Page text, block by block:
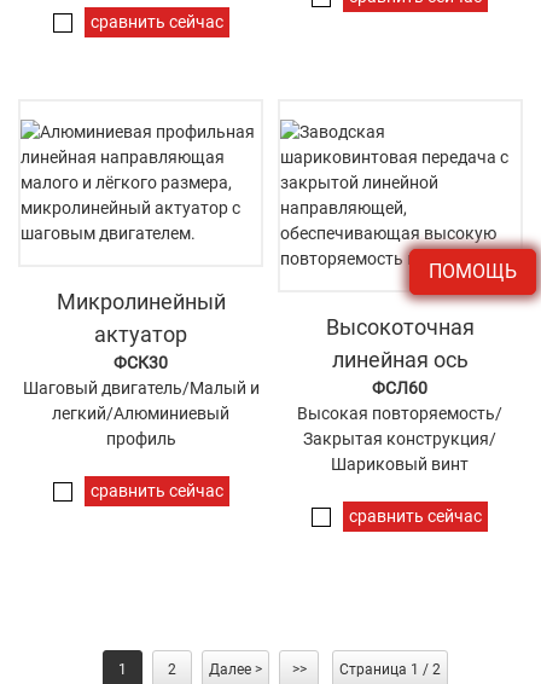
ПОМОЩЬ
сравнить сейчас
Микролинейный
актуатор
ФСК30
Шаговый двигатель/Малый и
легкий/Алюминиевый
профиль
сравнить сейчас
Высокоточная
линейная ось
ФСЛ60
Высокая повторяемость/
Закрытая конструкция/
Шариковый винт
сравнить сейчас
1 2 Далее > >> Страница 1 / 2